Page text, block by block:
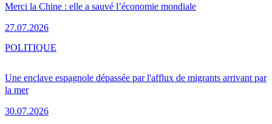
Merci la Chine : elle a sauvé l’économie mondiale
27.07.2026
Une enclave espagnole dépassée par l'afflux de migrants arrivant par
la mer
30.07.2026
POLITIQUE